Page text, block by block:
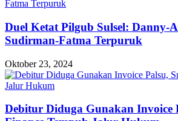
Duel Ketat Pilgub Sulsel: Danny-
Sudirman-Fatma Terpuruk
Oktober 23, 2024
Debitur Diduga Gunakan Invoice